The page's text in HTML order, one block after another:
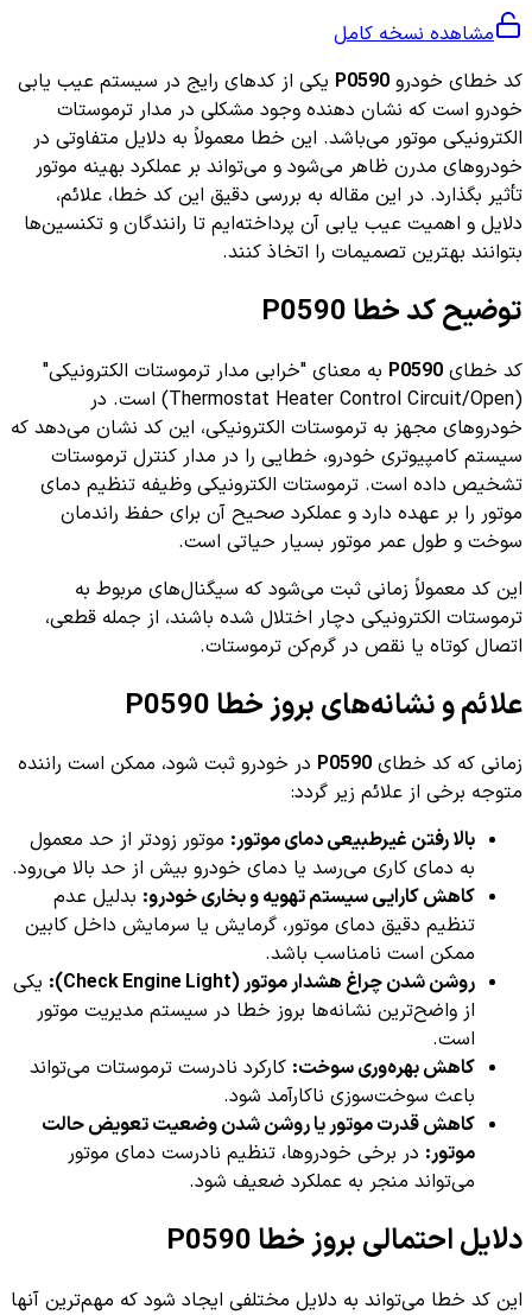
مشاهده نسخه کامل
کد خطای خودرو P0590 یکی از کدهای رایج در سیستم عیب یابی
خودرو است که نشان دهنده وجود مشکلی در مدار ترموستات
الکترونیکی موتور می‌باشد. این خطا معمولاً به دلایل متفاوتی در
خودروهای مدرن ظاهر می‌شود و می‌تواند بر عملکرد بهینه موتور
تأثیر بگذارد. در این مقاله به بررسی دقیق این کد خطا، علائم،
دلایل و اهمیت عیب یابی آن پرداخته‌ایم تا رانندگان و تکنسین‌ها
بتوانند بهترین تصمیمات را اتخاذ کنند.
توضیح کد خطا P0590
کد خطای P0590 به معنای "خرابی مدار ترموستات الکترونیکی"
(Thermostat Heater Control Circuit/Open) است. در
خودروهای مجهز به ترموستات الکترونیکی، این کد نشان می‌دهد که
سیستم کامپیوتری خودرو، خطایی را در مدار کنترل ترموستات
تشخیص داده است. ترموستات الکترونیکی وظیفه تنظیم دمای
موتور را بر عهده دارد و عملکرد صحیح آن برای حفظ راندمان
سوخت و طول عمر موتور بسیار حیاتی است.
این کد معمولاً زمانی ثبت می‌شود که سیگنال‌های مربوط به
ترموستات الکترونیکی دچار اختلال شده باشند، از جمله قطعی،
اتصال کوتاه یا نقص در گرم‌کن ترموستات.
علائم و نشانه‌های بروز خطا P0590
زمانی که کد خطای P0590 در خودرو ثبت شود، ممکن است راننده
متوجه برخی از علائم زیر گردد:
بالا رفتن غیرطبیعی دمای موتور: موتور زودتر از حد معمول
به دمای کاری می‌رسد یا دمای خودرو بیش از حد بالا می‌رود.
کاهش کارایی سیستم تهویه و بخاری خودرو: بدلیل عدم
تنظیم دقیق دمای موتور، گرمایش یا سرمایش داخل کابین
ممکن است نامناسب باشد.
روشن شدن چراغ هشدار موتور (Check Engine Light):
یکی
از واضح‌ترین نشانه‌ها بروز خطا در سیستم مدیریت موتور
است.
کاهش بهره‌وری سوخت: کارکرد نادرست ترموستات می‌تواند
باعث سوخت‌سوزی ناکارآمد شود.
کاهش قدرت موتور یا روشن شدن وضعیت تعویض حالت
موتور: در برخی خودروها، تنظیم نادرست دمای موتور
می‌تواند منجر به عملکرد ضعیف شود.
دلایل احتمالی بروز خطا P0590
این کد خطا می‌تواند به دلایل مختلفی ایجاد شود که مهم‌ترین آنها